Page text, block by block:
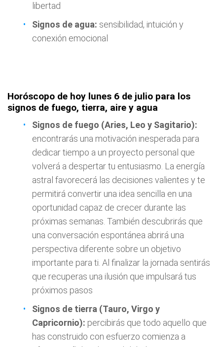
libertad
Signos de agua: sensibilidad, intuición y
conexión emocional
Horóscopo de hoy lunes 6 de julio para los
signos de fuego, tierra, aire y agua
Signos de fuego (Aries, Leo y Sagitario):
encontrarás una motivación inesperada para
dedicar tiempo a un proyecto personal que
volverá a despertar tu entusiasmo. La energía
astral favorecerá las decisiones valientes y te
permitirá convertir una idea sencilla en una
oportunidad capaz de crecer durante las
próximas semanas. También descubrirás que
una conversación espontánea abrirá una
perspectiva diferente sobre un objetivo
importante para ti. Al finalizar la jornada sentirás
que recuperas una ilusión que impulsará tus
próximos pasos
Signos de tierra (Tauro, Virgo y
Capricornio): percibirás que todo aquello que
has construido con esfuerzo comienza a